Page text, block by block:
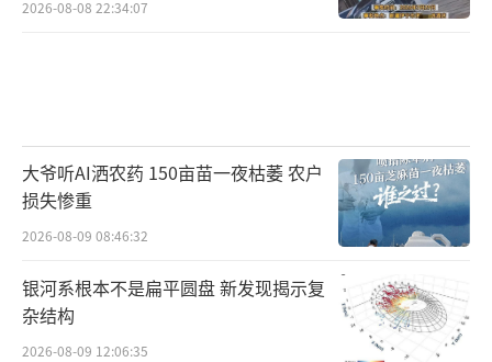
2026-08-08 22:34:07
大爷听AI洒农药 150亩苗一夜枯萎 农户
损失惨重
2026-08-09 08:46:32
银河系根本不是扁平圆盘 新发现揭示复
杂结构
2026-08-09 12:06:35